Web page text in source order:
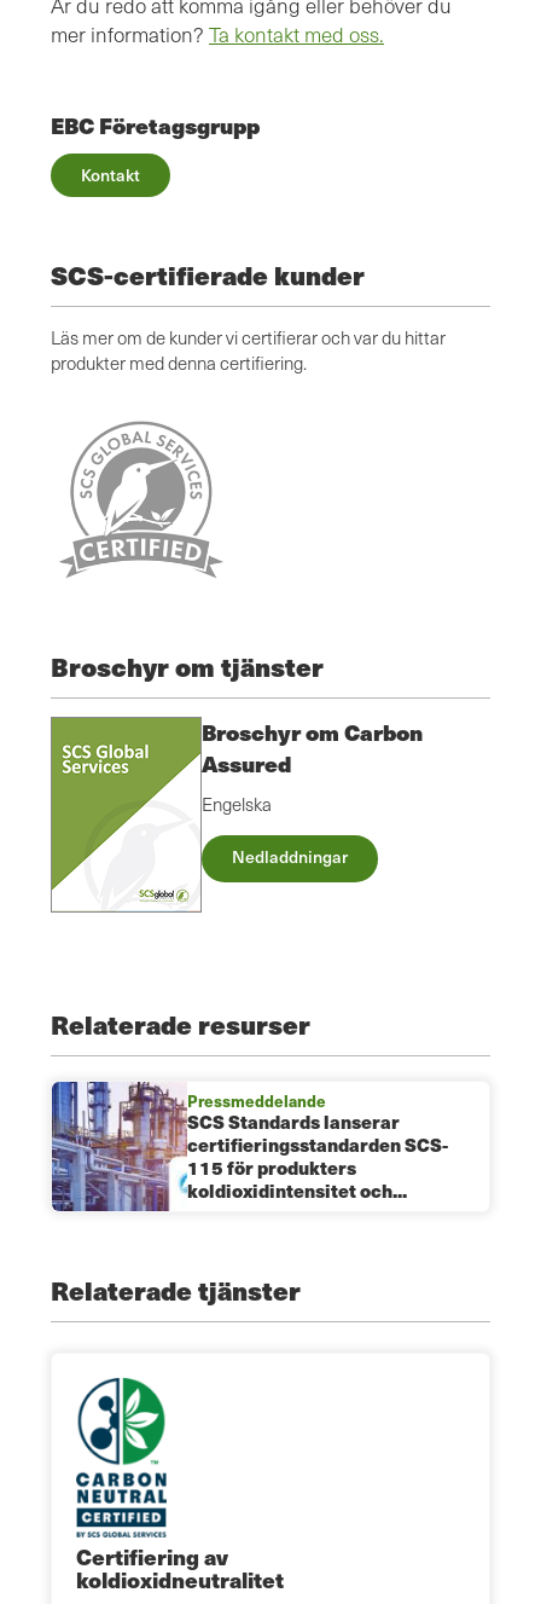
Är du redo att komma igång eller behöver du
mer information? Ta kontakt med oss.
EBC Företagsgrupp
Kontakt
SCS-certifierade kunder
Läs mer om de kunder vi certifierar och var du hittar
produkter med denna certifiering.
Broschyr om tjänster
Broschyr om Carbon
Assured
Engelska
Nedladdningar
Relaterade resurser
Pressmeddelande
SCS Standards lanserar
certifieringsstandarden SCS-
115 för produkters
koldioxidintensitet och...
Relaterade tjänster
Certifiering av
koldioxidneutralitet